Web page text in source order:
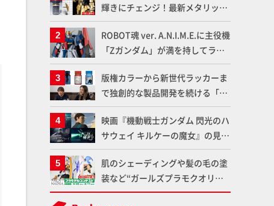
輝きにチェンジ！最新メタリック
塗料を使ってより金属感を増した
仕上がりに!!【試し読み】
ROBOT魂 ver. A.N.I.M.E.に主役機
「Zガンダム」が満を持してライ
ンナップ！ウェイブライダーへの
変形、劇中どおりのプロポーショ
ンを再現【機動戦士Zガンダム】
版権カラーから新世代ラッカーま
で独創的な製品開発を続ける「ガ
イアノーツ」に塗料開発の裏側と
ラッカー塗料の未来についてイン
タビュー！
映画『機動戦士ガンダム 閃光のハ
サウェイ キルケーの魔女』の見放
題配信が8月31日（月）よりスタ
ート！Prime Videoで国内独占配
信
肌のシェーディングや髪の毛の塗
装など“ガールズプラモクオリテ
ィアップ術”で仕上げる！カスタ